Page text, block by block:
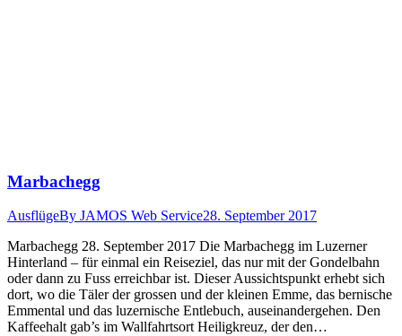
Marbachegg
AusflügeBy JAMOS Web Service28. September 2017
Mar­bachegg 28. Sep­tem­ber 2017 Die Mar­bachegg im Luzern­er
Hin­ter­land – für ein­mal ein Reiseziel, das nur mit der Gondel­bahn
oder dann zu Fuss erre­ich­bar ist. Dieser Aus­sicht­spunkt erhebt sich
dort, wo die Täler der grossen und der kleinen Emme, das bernische
Emmen­tal und das luzernische Entle­buch, auseinan­derge­hen. Den
Kaf­fee­halt gab’s im Wall­fahrt­sort Heiligkreuz, der den…